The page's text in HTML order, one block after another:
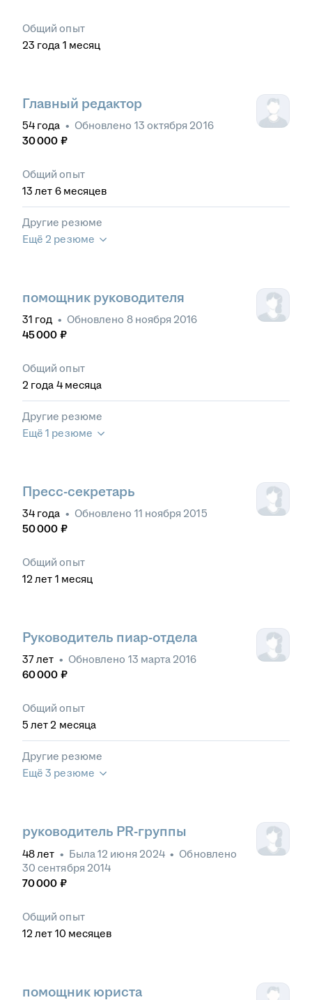
Общий опыт
23 года 1 месяц
Главный редактор
54 года • Обновлено 13 октября 2016
30 000 ₽
Общий опыт
13 лет 6 месяцев
Другие резюме
Ещё 2 резюме
помощник руководителя
31 год • Обновлено 8 ноября 2016
45 000 ₽
Общий опыт
2 года 4 месяца
Другие резюме
Ещё 1 резюме
Пресс-секретарь
34 года • Обновлено 11 ноября 2015
50 000 ₽
Общий опыт
12 лет 1 месяц
Руководитель пиар-отдела
37лет • Обновлено 13 марта 2016
60 000 ₽
Общий опыт
5 лет 2 месяца
Другие резюме
Ещё 3 резюме
руководитель PR-группы
48лет • Была12 июня 2024 • Обновлено
30 сентября 2014
70 000 ₽
Общий опыт
12 лет 10 месяцев
помощник юриста